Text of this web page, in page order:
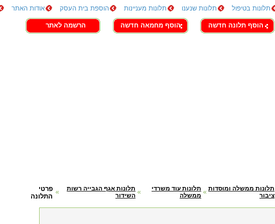
תלונות בטיפול תלונות שנענו תלונות מעניינות הוספת בית העסק אודות האתר
צור קשר
הוסף תלונה חדשה הוסף מחמאה חדשה הרשמה לאתר
פרטי
התלונה
תלונות אגף הגבייה רשות
השידור
תלונות עוד משרדי
ממשלה
תלונות ממשלה ומוסדות
ציבור